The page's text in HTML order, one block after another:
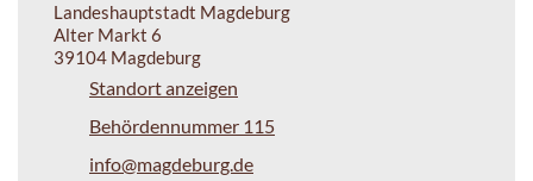
Landeshauptstadt Magdeburg
Alter Markt 6
39104 Magdeburg
Standort anzeigen
Behördennummer 115
info@magdeburg.de